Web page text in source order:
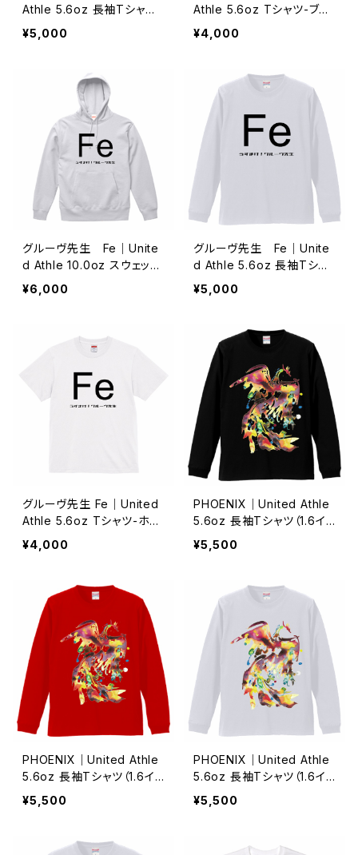
Athle 5.6oz 長袖Tシャツ
（1.6インチリブ）-ブラック/
S・M・L・XL・XXL｜76342
¥5,000
Athle 5.6oz Tシャツ-ブラ
ックS/M/L/XL/XXL/XXXL
｜76342891
¥4,000
グルーヴ先生 Fe｜Unite
d Athle 10.0oz スウェット
プルオーバーパーカー-ホワ
イトS/M/L/XL/XXL/XXXL
¥6,000
グルーヴ先生 Fe｜Unite
d Athle 5.6oz 長袖Tシャ
ツ（1.6インチリブ）-ホワイト/
S・M・L・XL・XXL｜73996
¥5,000
グルーヴ先生 Fe｜United
Athle 5.6oz Tシャツ-ホワ
イトS/M/L/XL/XXL/XXXL
｜73996071
¥4,000
PHOENIX｜United Athle
5.6oz 長袖Tシャツ（1.6イ
ンチリブ）-ブラック/S・M・L・
XL・XX｜72817856
¥5,500
PHOENIX｜United Athle
5.6oz 長袖Tシャツ（1.6イ
ンチリブ）-Red/S・M・L・X
L・XX｜72803400
¥5,500
PHOENIX｜United Athle
5.6oz 長袖Tシャツ（1.6イ
ンチリブ）-ホワイト/S・M・L・
XL・XX｜72802185
¥5,500